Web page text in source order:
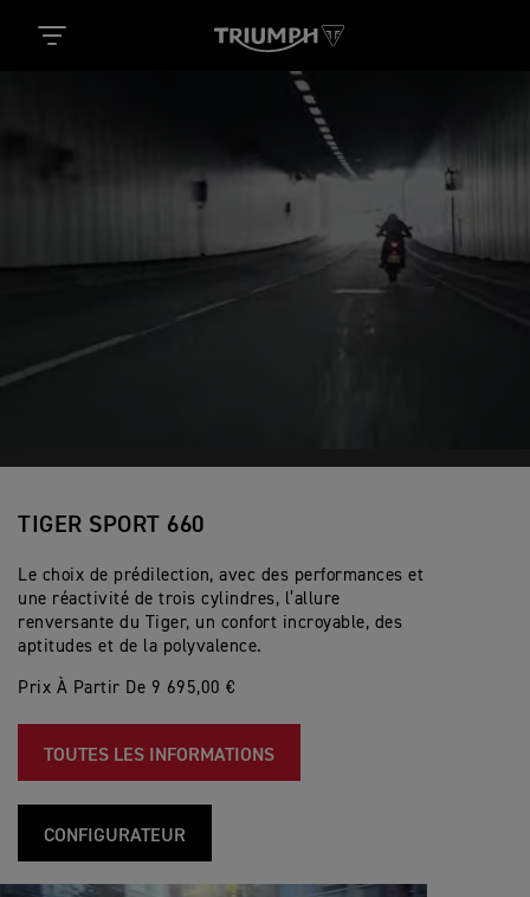
TIGER SPORT 660
Le choix de prédilection, avec des performances et
une réactivité de trois cylindres, l’allure
renversante du Tiger, un confort incroyable, des
aptitudes et de la polyvalence.
Prix À Partir De 9 695,00 €
TOUTES LES INFORMATIONS
CONFIGURATEUR